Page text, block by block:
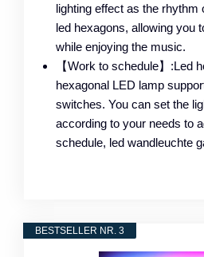
lighting effect as the rhythm
led hexagons, allowing you
while enjoying the music.
【Work to schedule】:Led
hexagonal LED lamp
switches. You can set the
according to your needs to
schedule, led wandleuchte
BESTSELLER NR. 3